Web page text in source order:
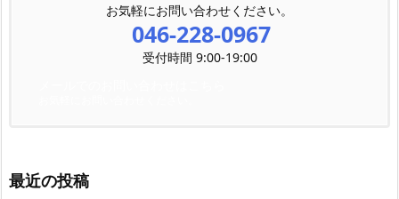
お気軽にお問い合わせください。
046-228-0967
受付時間 9:00-19:00
最近の投稿